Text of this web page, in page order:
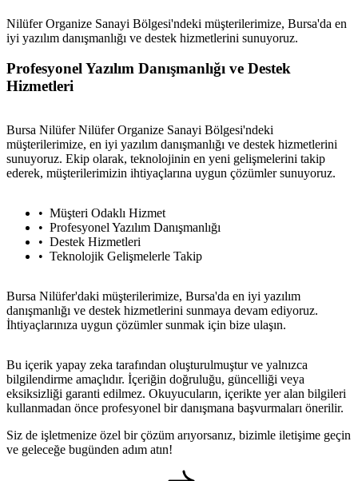
Nilüfer Organize Sanayi Bölgesi'ndeki müşterilerimize, Bursa'da en
iyi yazılım danışmanlığı ve destek hizmetlerini sunuyoruz.
Profesyonel Yazılım Danışmanlığı ve Destek
Hizmetleri
Bursa Nilüfer Nilüfer Organize Sanayi Bölgesi'ndeki
müşterilerimize, en iyi yazılım danışmanlığı ve destek hizmetlerini
sunuyoruz. Ekip olarak, teknolojinin en yeni gelişmelerini takip
ederek, müşterilerimizin ihtiyaçlarına uygun çözümler sunuyoruz.
Müşteri Odaklı Hizmet
Profesyonel Yazılım Danışmanlığı
Destek Hizmetleri
Teknolojik Gelişmelerle Takip
Bursa Nilüfer'daki müşterilerimize, Bursa'da en iyi yazılım
danışmanlığı ve destek hizmetlerini sunmaya devam ediyoruz.
İhtiyaçlarınıza uygun çözümler sunmak için bize ulaşın.
Bu içerik yapay zeka tarafından oluşturulmuştur ve yalnızca
bilgilendirme amaçlıdır. İçeriğin doğruluğu, güncelliği veya
eksiksizliği garanti edilmez. Okuyucuların, içerikte yer alan bilgileri
kullanmadan önce profesyonel bir danışmana başvurmaları önerilir.
Siz de işletmenize özel bir çözüm arıyorsanız, bizimle iletişime geçin
ve geleceğe bugünden adım atın!